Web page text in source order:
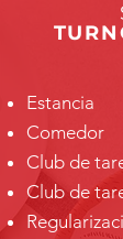
Estancia
Comedor
Club de
Club de